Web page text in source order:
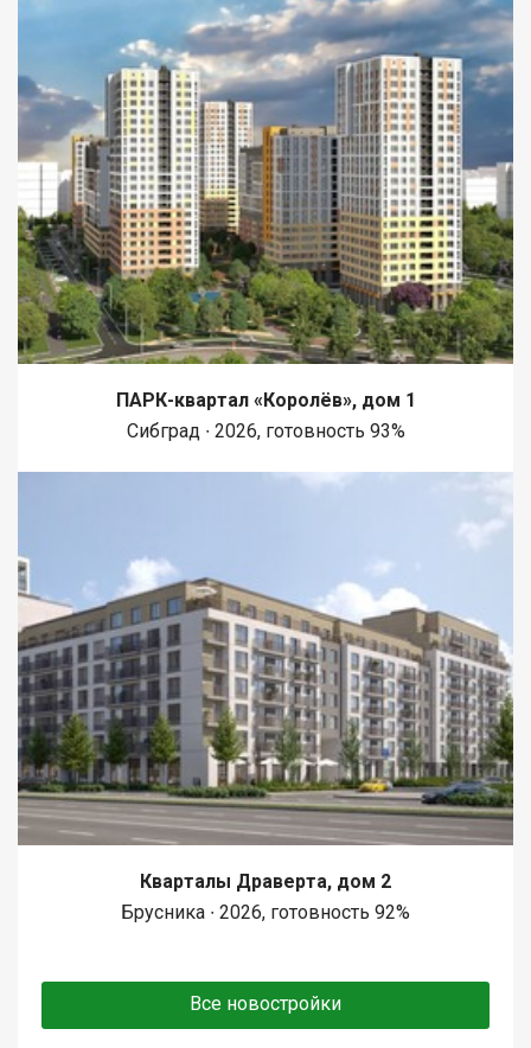
ПАРК-квартал «Королёв», дом 1
Сибград ∙ 2026, готовность 93%
Кварталы Драверта, дом 2
Брусника ∙ 2026, готовность 92%
Все новостройки